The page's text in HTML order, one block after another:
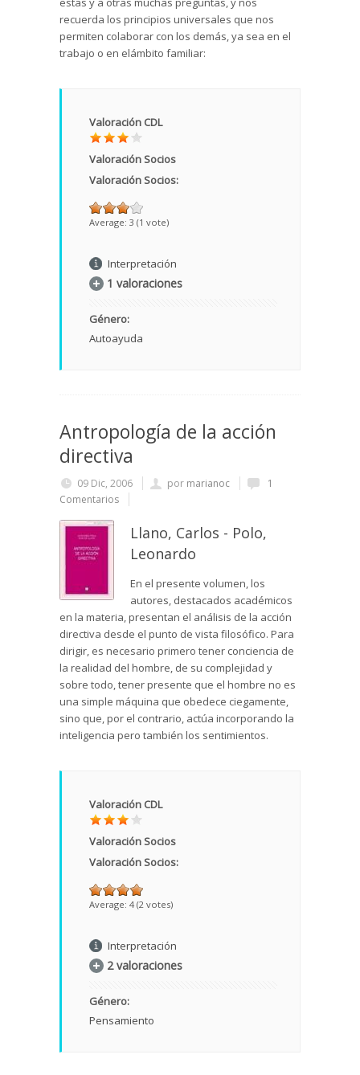
recuerda los principios universales que nos
permiten colaborar con los demás, ya sea en el
trabajo o en elámbito familiar:
Valoración CDL
Valoración Socios
Valoración Socios:
Average: 3 (1 vote)
Interpretación
1 valoraciones
Género:
Autoayuda
Antropología de la acción
directiva
09 Dic, 2006 por marianoc
1
Comentarios
Llano, Carlos - Polo,
Leonardo
En el presente volumen, los
autores, destacados académicos
en la materia, presentan el análisis de la acción
directiva desde el punto de vista filosófico. Para
dirigir, es necesario primero tener conciencia de
la realidad del hombre, de su complejidad y
sobre todo, tener presente que el hombre no es
una simple máquina que obedece ciegamente,
sino que, por el contrario, actúa incorporando la
inteligencia pero también los sentimientos.
Valoración CDL
Valoración Socios
Valoración Socios:
Average: 4 (2 votes)
Interpretación
2 valoraciones
Género:
Pensamiento